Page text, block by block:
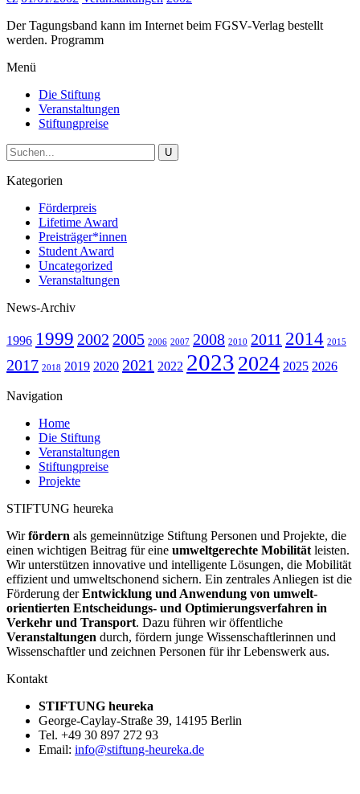
Der Tagungsband kann im Internet beim FGSV-Verlag bestellt
werden. Programm
Menü
Die Stiftung
Veranstaltungen
Stiftungpreise
Kategorien
Förderpreis
Lifetime Award
Preisträger*innen
Student Award
Uncategorized
Veranstaltungen
News-Archiv
1996 1999 2002 2005 2006 2007 2008 2010 2011 2014 2015
2017 2018 2019 2020 2021 2022 2023 2024 2025 2026
Navigation
Home
Die Stiftung
Veranstaltungen
Stiftungpreise
Projekte
STIFTUNG heureka
Wirfördern als gemeinnützige Stiftung Personen und Projekte, die
einen wichtigen Beitrag für eine umweltgerechte Mobilitätleisten.
Wir unter­stützen innovative und intelligente Lösungen, die Mobilität
effizient und umweltschonend sichern. Ein zentrales Anliegen ist die
Förderung derEntwicklung und Anwendung von umwelt­
orientierten Entscheidungs- und Optimierungs­verfahren in
Verkehr und Transport. Dazu führen wir öffentliche
Veranstaltungen durch, fördern junge Wissenschaftlerinnen und
Wissenschaftler und zeichnen Personen für ihr Lebenswerk aus.
Kontakt
STIFTUNG heureka
George-Caylay-Straße 39, 14195 Berlin
Tel. +49 30 897 272 93
Email: info@stiftung-heureka.de